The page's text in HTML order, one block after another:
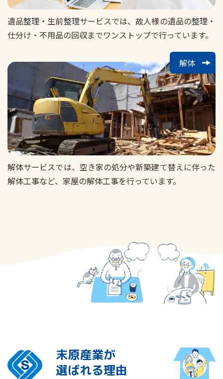
遺品整理・生前整理サービスでは、故人様の遺品の整理・
仕分け・不用品の回収までワンストップで行っています。
解体
解体サービスでは、空き家の処分や新築建て替えに伴った
解体工事など、家屋の解体工事を行っています。
末原産業が
選ばれる理由